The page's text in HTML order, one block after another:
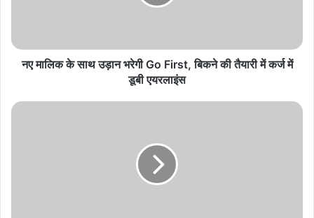
छोटे किसान और स्वयं-सहायता समूहों की महिलाएँ ही ग्रामीण
बदलाव की असली प्रेरक हैं”: इंडिया रूरल कोलोक्वी 2026 में
राहुल भगत
पेसा और वन अधिकार कानून का प्रभावी क्रियान्वयन राज्य
सरकार की प्राथमिकताओं में शामिल : मुख्यमंत्री विष्णुदेव साय
August 5, 2026
नए मालिक के साथ उड़ान भरेगी Go First, बिकने की तैयारी में कर्ज में
डूबी एयरलाइंस